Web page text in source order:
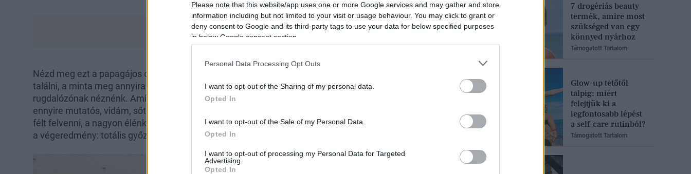
Please note that this website/app uses one or more Google services and may gather and store
information including but not limited to your visit or usage behaviour. You may click to grant or
deny consent to Google and its third-party tags to use your data for below specified purposes
in below Google consent section.
Personal Data Processing Opt Outs
I want to opt-out of the Sharing of my personal data.
Opted In
I want to opt-out of the Sale of my Personal Data.
Opted In
I want to opt-out of processing my Personal Data for Targeted
Advertising.
Opted In
Nézd meg ezt a papagájos overallt, az élénk pink színénél feltűnőbbet aligha lehetne
találni, a minta meg annyira gyerekesen bájos, hogy elsőre biztosan óriásira nőtt
rugdalózónak néznénk. Amíg nem veszi fel valaki, addig talán nehéz elképzelni, hogy
ennyire mutatós, vidám, sőt mondjuk ki, dögös darab ez, de látod Selena Gomet nem
félt felvenni, a nagyon élénk, picit talán gyerekesnek ható mintával díszített darabot, és
a végeredmény: totális győzelem, imádjuk ezt az outfitet.
7 drogériás beauty
termék, amire most
szükséged van egy
könnyed nyárhoz
Támogatott Tartalom
Glow-up tetőtől
talpig: miért
felejtjük ki a
legfontosabb lépést
a self-care rutinból?
Támogatott Tartalom